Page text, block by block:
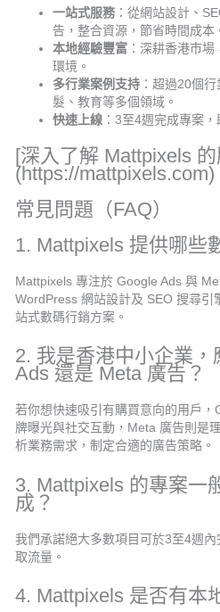
一站式服務 ：從網站設計、
告，整合資源，節省時間成本
本地經驗豐富 ：深耕香港市
環境。
多行業案例支持 ：超過20個
髮、教育等多個領域。
快速上線 ：3至4週完成專案
[深入了解 Mattpixels
(https://mattpixels.com)
常見問題（FAQ）
1. Mattpixels 提供哪些
Mattpixels 專注於 Google Ads 與
WordPress 網站設計及 SEO 搜尋引
站式數碼行銷方案。
2. 我是香港中小企業
Ads 還是 Meta 廣告？
若你想快速吸引有購買意向的用戶
牌曝光與社交互動，Meta 廣告則是
析業務需求，制定合適的廣告策略。
3. Mattpixels 的專案一
成？
我們承諾絕大多數項目可於3至4週
取流量。
4. Mattpixels 是否有本